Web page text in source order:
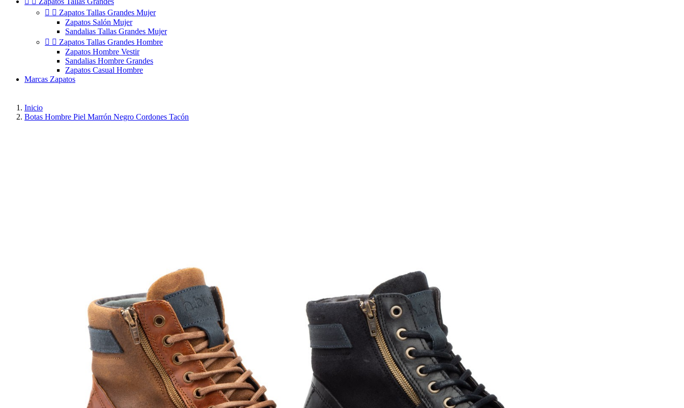
  Zapatos Tallas Grandes Mujer
Zapatos Salón Mujer
Sandalias Tallas Grandes Mujer
  Zapatos Tallas Grandes Hombre
Zapatos Hombre Vestir
Sandalias Hombre Grandes
Zapatos Casual Hombre
Marcas Zapatos
Inicio
Botas Hombre Piel Marrón Negro Cordones Tacón